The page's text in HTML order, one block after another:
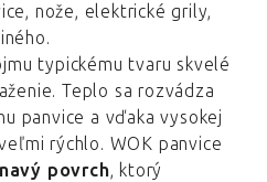
nože, elektrické grily,
typickému tvaru skvelé
Teplo sa rozvádza
panvice a vďaka vysokej
rýchlo. WOK panvice
povrch, ktorý